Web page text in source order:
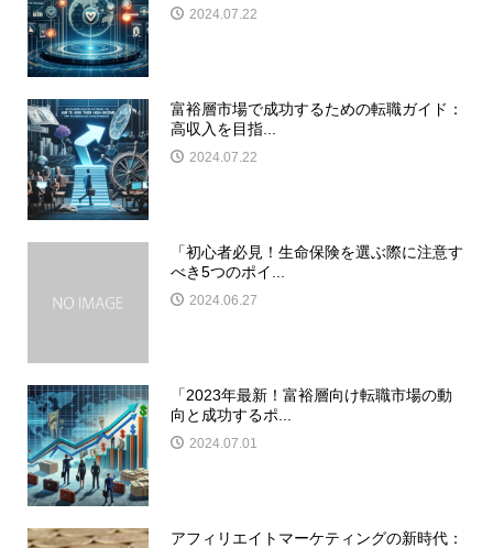
2024.07.22
富裕層市場で成功するための転職ガイド：
高収入を目指...
2024.07.22
「初心者必見！生命保険を選ぶ際に注意す
べき5つのポイ...
2024.06.27
「2023年最新！富裕層向け転職市場の動
向と成功するポ...
2024.07.01
アフィリエイトマーケティングの新時代：